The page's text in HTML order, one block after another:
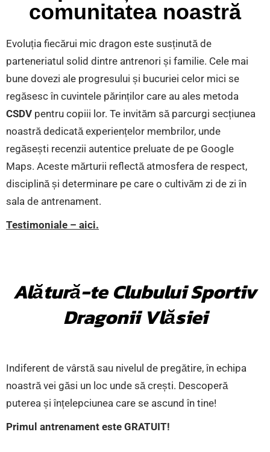
comunitatea noastră
Evoluția fiecărui mic dragon este susținută de
parteneriatul solid dintre antrenori și familie. Cele mai
bune dovezi ale progresului și bucuriei celor mici se
regăsesc în cuvintele părinților care au ales metoda
CSDV pentru copiii lor. Te invităm să parcurgi secțiunea
noastră dedicată experiențelor membrilor, unde
regăsești recenzii autentice preluate de pe Google
Maps. Aceste mărturii reflectă atmosfera de respect,
disciplină și determinare pe care o cultivăm zi de zi în
sala de antrenament.
Testimoniale – aici.
Alătură-te Clubului Sportiv
Dragonii Vlăsiei
Indiferent de vârstă sau nivelul de pregătire, în echipa
noastră vei găsi un loc unde să crești. Descoperă
puterea și înțelepciunea care se ascund în tine!
Primul antrenament este GRATUIT!